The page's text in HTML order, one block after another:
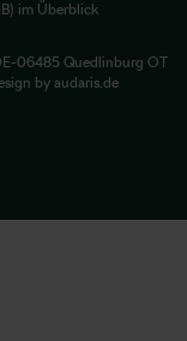
im Überblick
06485 Quedlinburg OT
by audaris.de